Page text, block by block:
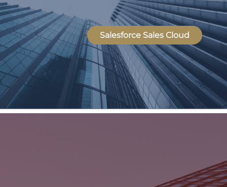
Salesforce Sales Cloud